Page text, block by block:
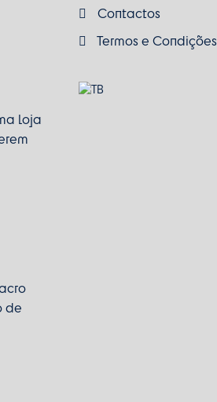
loja
de
Contactos
Termos e Condições